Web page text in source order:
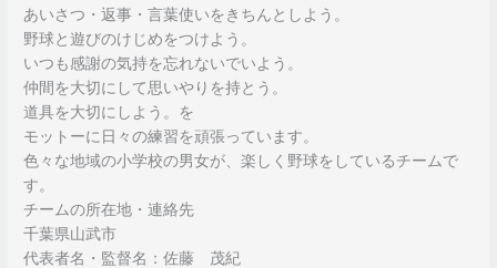
あいさつ・返事・言葉使いをきちんとしよう。
野球と遊びのけじめをつけよう。
いつも感謝の気持を忘れないでいよう。
仲間を大切にして思いやりを持とう。
道具を大切にしよう。を
モットーに日々の練習を頑張っています。
色々な地域の小学校の男女が、楽しく野球をしているチームで
す。
チームの所在地・連絡先
千葉県山武市
代表者名・監督名：佐藤 茂紀